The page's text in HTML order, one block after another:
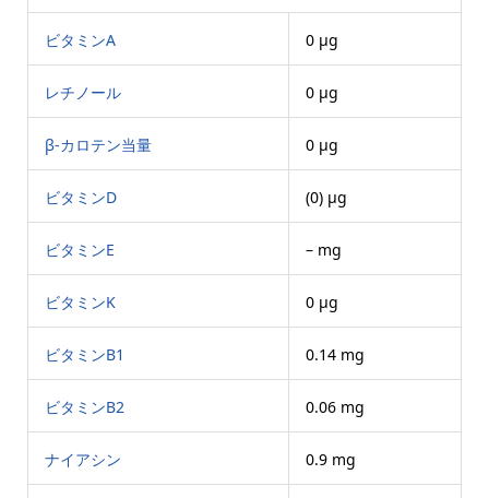
ビタミンA 0 μg
レチノール 0 μg
β-カロテン当量 0 μg
ビタミンD (0) μg
ビタミンE – mg
ビタミンK 0 μg
ビタミンB1 0.14 mg
ビタミンB2 0.06 mg
ナイアシン 0.9 mg